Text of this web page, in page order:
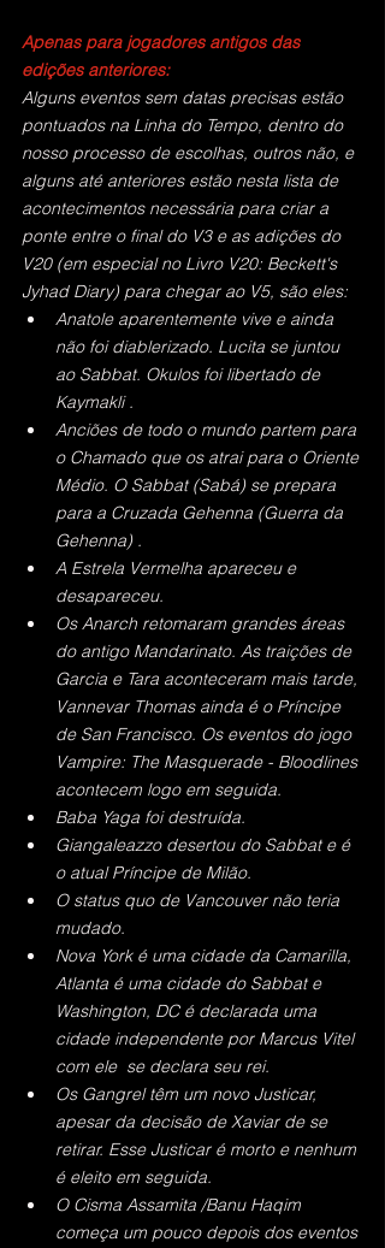
Apenas para jogadores antigos das
edições anteriores:
Alguns eventos sem datas precisas estão
pontuados na Linha do Tempo, dentro do
nosso processo de escolhas, outros não, e
alguns até anteriores estão nesta lista de
acontecimentos necessária para criar a
ponte entre o final do V3 e as adições do
V20 (em especial no Livro V20: Beckett's
Jyhad Diary) para chegar ao V5, são eles:
Anatole aparentemente vive e ainda
não foi diablerizado. Lucita se juntou
ao Sabbat. Okulos foi libertado de
Kaymakli .
Anciões de todo o mundo partem para
o Chamado que os atrai para o Oriente
Médio. O Sabbat (Sabá) se prepara
para a Cruzada Gehenna (Guerra da
Gehenna) .
A Estrela Vermelha apareceu e
desapareceu.
Os Anarch retomaram grandes áreas
do antigo Mandarinato. As traições de
Garcia e Tara aconteceram mais tarde,
Vannevar Thomas ainda é o Príncipe
de San Francisco. Os eventos do jogo
Vampire: The Masquerade - Bloodlines
acontecem logo em seguida.
Baba Yaga foi destruída.
Giangaleazzo desertou do Sabbat e é
o atual Príncipe de Milão.
O status quo de Vancouver não teria
mudado.
Nova York é uma cidade da Camarilla,
Atlanta é uma cidade do Sabbat e
Washington, DC é declarada uma
cidade independente por Marcus Vitel
com ele  se declara seu rei.
Os Gangrel têm um novo Justicar,
apesar da decisão de Xaviar de se
retirar. Esse Justicar é morto e nenhum
é eleito em seguida.
O Cisma Assamita /Banu Haqim
começa um pouco depois dos eventos